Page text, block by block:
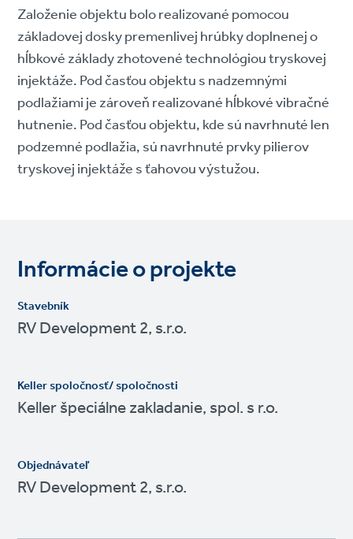
Založenie objektu bolo realizované pomocou
základovej dosky premenlivej hrúbky doplnenej o
hĺbkové základy zhotovené technológiou tryskovej
injektáže. Pod časťou objektu s nadzemnými
podlažiami je zároveň realizované hĺbkové vibračné
hutnenie. Pod časťou objektu, kde sú navrhnuté len
podzemné podlažia, sú navrhnuté prvky pilierov
tryskovej injektáže s ťahovou výstužou.
Informácie o projekte
Stavebník
RV Development 2, s.r.o.
Keller spoločnosť/ spoločnosti
Keller špeciálne zakladanie, spol. s r.o.
Objednávateľ
RV Development 2, s.r.o.